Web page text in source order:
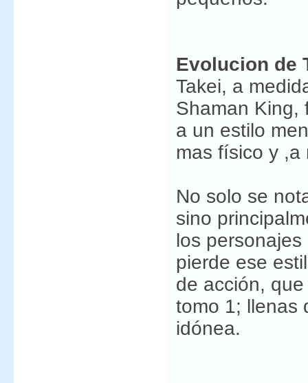
Evolucion de
Takei, a
Shaman King,
a un estilo
mas físico y ,a
No solo se
sino
los
pierde ese
de acción,
tomo 1; llenas
idónea.